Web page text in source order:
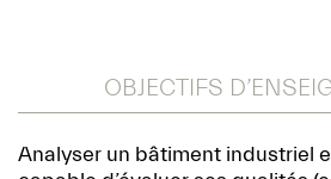
OBJECTIFS
Analyser un bâtiment industriel